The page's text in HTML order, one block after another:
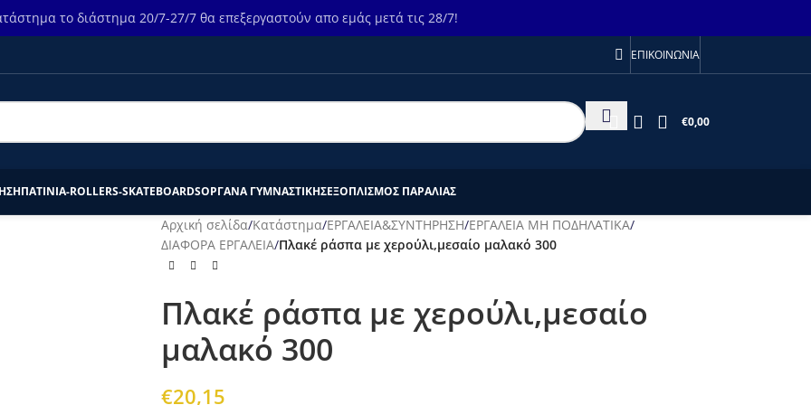
το διάστημα 20/7-27/7 θα επεξεργαστούν απο εμάς μετά τις 28/7!
ΕΠΙΚΟΙΝΩΝΙΑ
€0,00
ΠΑΤΙΝΙΑ-ROLLERS-SKATEBOARDSΟΡΓΑΝΑ ΓΥΜΝΑΣΤΙΚΗΣΕΞΟΠΛΙΣΜΟΣ ΠΑΡΑΛΙΑΣ
Αρχική σελίδα/Κατάστημα/ΕΡΓΑΛΕΙΑ&ΣΥΝΤΗΡΗΣΗ/ΕΡΓΑΛΕΙΑ ΜΗ ΠΟΔΗΛΑΤΙΚΑ/
ΔΙΑΦΟΡΑ ΕΡΓΑΛΕΙΑ/Πλακέ ράσπα με χερούλι,μεσαίο μαλακό 300
Πλακέ ράσπα με χερούλι,μεσαίο
μαλακό 300
€20,15